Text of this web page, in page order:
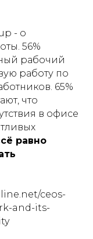
- о
56%
рабочий
работу по
65%
что
в офисе
равно
ceos-
and-its-